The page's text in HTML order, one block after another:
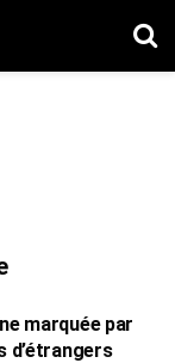
marquée par
d’étrangers